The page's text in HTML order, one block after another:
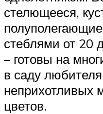
стелющееся,
стеблями от 20
– готовы на
в саду
неприхотливых
цветов.